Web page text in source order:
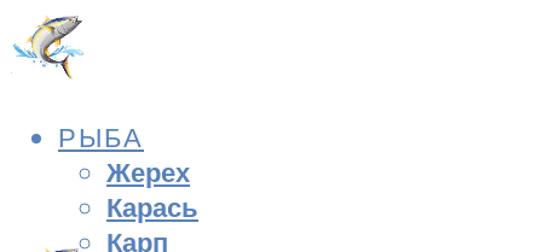
РЫБА
Жерех
Карась
Карп